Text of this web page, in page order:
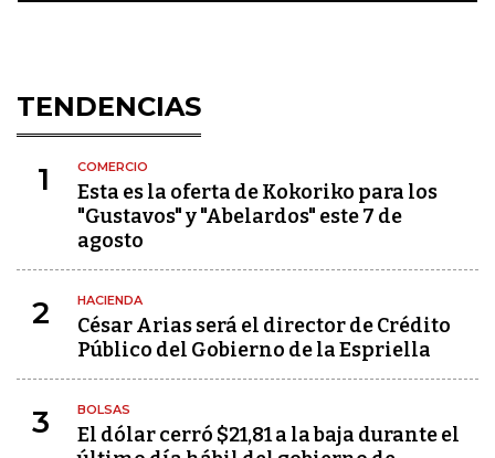
TENDENCIAS
1 COMERCIO
Esta es la oferta de Kokoriko para los
"Gustavos" y "Abelardos" este 7 de
agosto
2 HACIENDA
César Arias será el director de Crédito
Público del Gobierno de la Espriella
3 BOLSAS
El dólar cerró $21,81 a la baja durante el